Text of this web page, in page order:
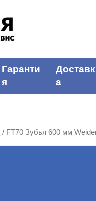
Гаранти
я
Доставк
а
/ FT70 Зубья 600 мм